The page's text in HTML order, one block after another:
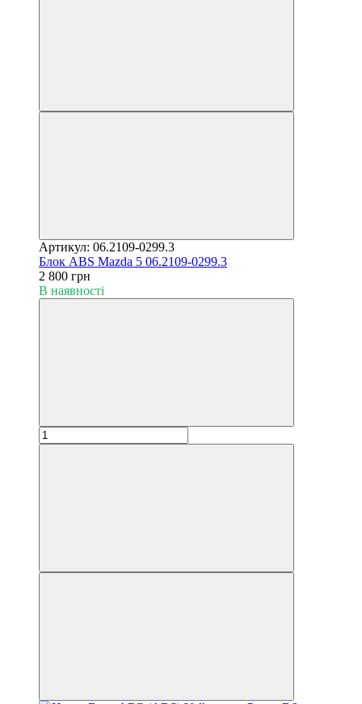
Артикул: 06.2109-0299.3
Блок ABS Mazda 5 06.2109-0299.3
2 800 грн
В наявності